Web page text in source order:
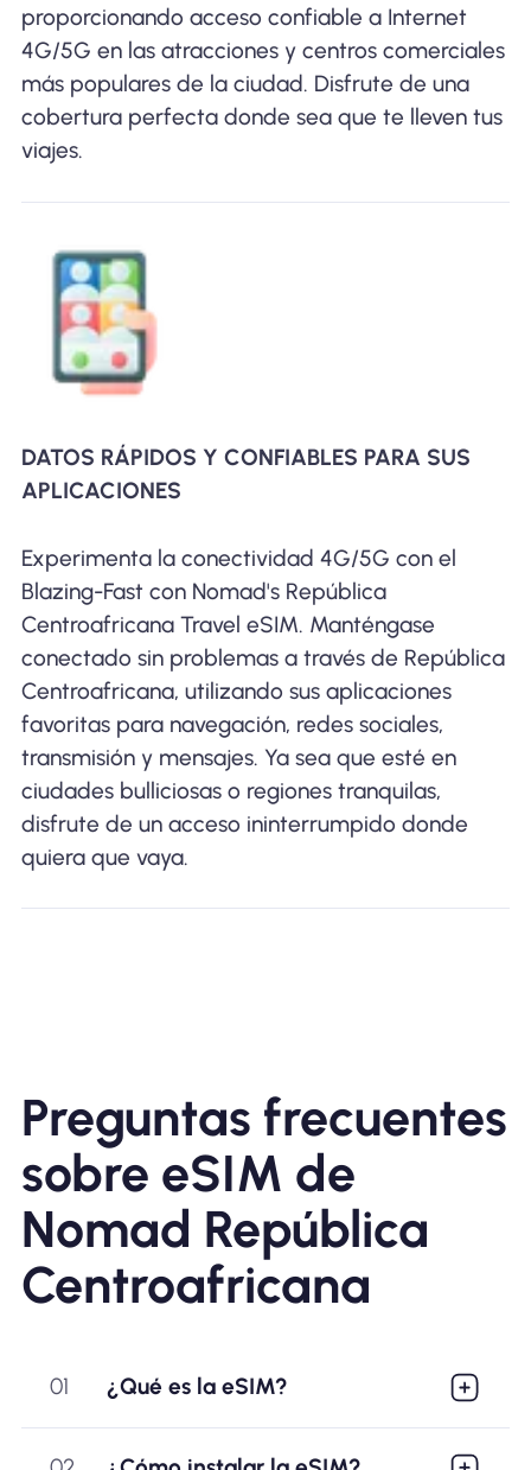
proporcionando acceso confiable a Internet
4G/5G en las atracciones y centros comerciales
más populares de la ciudad. Disfrute de una
cobertura perfecta donde sea que te lleven tus
viajes.
DATOS RÁPIDOS Y CONFIABLES PARA SUS
APLICACIONES
Experimenta la conectividad 4G/5G con el
Blazing-Fast con Nomad's República
Centroafricana Travel eSIM. Manténgase
conectado sin problemas a través de República
Centroafricana, utilizando sus aplicaciones
favoritas para navegación, redes sociales,
transmisión y mensajes. Ya sea que esté en
ciudades bulliciosas o regiones tranquilas,
disfrute de un acceso ininterrumpido donde
quiera que vaya.
Preguntas frecuentes
sobre eSIM de
Nomad República
Centroafricana
01 ¿Qué es la eSIM?